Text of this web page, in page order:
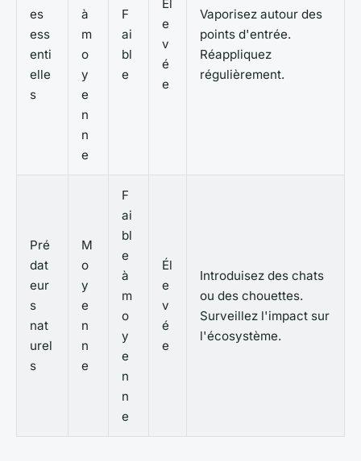
es
ess
enti
elle
s
à
m
o
y
e
n
n
e
F
ai
bl
e
Él
e
v
é
e
Vaporisez autour des
points d'entrée.
Réappliquez
régulièrement.
Pré
dat
eur
s
nat
urel
s
M
o
y
e
n
n
e
F
ai
bl
e
à
m
o
y
e
n
n
e
Él
e
v
é
e
Introduisez des chats
ou des chouettes.
Surveillez l'impact sur
l'écosystème.